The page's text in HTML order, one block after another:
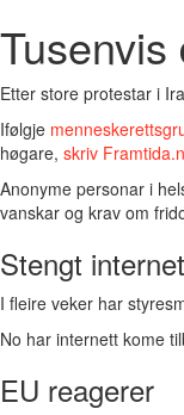
Etter store protestar i
Ifølgje
høgare, skriv
Anonyme personar i
vanskar og krav om
Stengt
I fleire veker har
No har internett kome
EU reagerer